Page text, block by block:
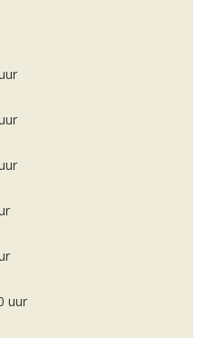
uur